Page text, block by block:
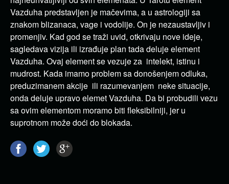
Vazduha predstavljen je mačevima, a u astrologiji sa
znakom blizanaca, vage i vodolije. On je nezaustavljiv i
promenjiv. Kad god se traži uvid, otkrivaju nove ideje,
sagledava vizija ili izrađuje plan tada deluje element
Vazduha. Ovaj element se vezuje za intelekt, istinu i
mudrost. Kada imamo problem sa donošenjem odluka,
preduzimanem akcije ili razumevanjem neke situacije,
onda deluje upravo elemet Vazduha. Da bi probudili vezu
sa ovim elementom moramo biti fleksibilniji, jer u
suprotnom može doći do blokada.